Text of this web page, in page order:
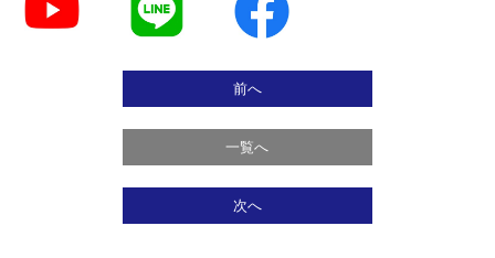
前へ
一覧へ
次へ